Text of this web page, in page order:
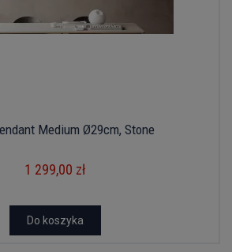
Medium Ø29cm, Stone
1 299,00 zł
Do koszyka